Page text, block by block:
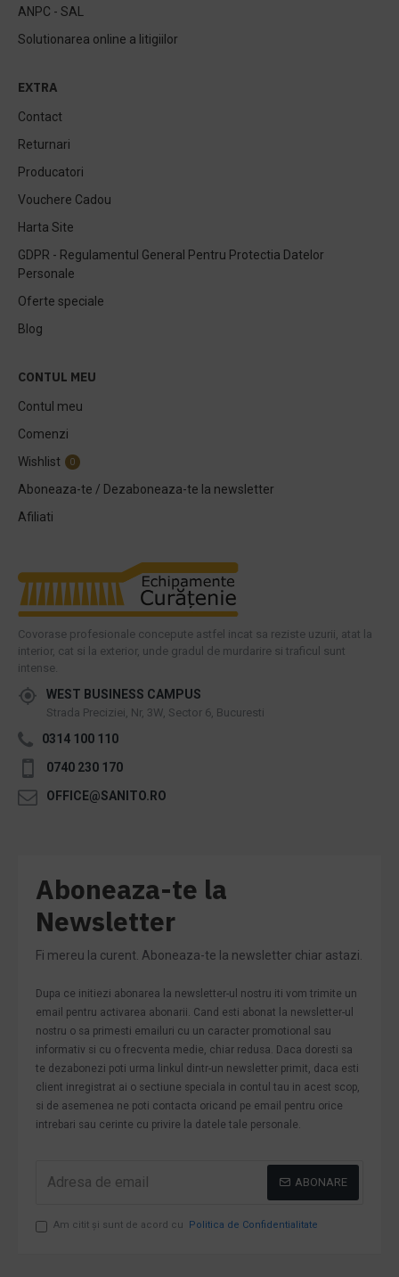
ANPC - SAL
Solutionarea online a litigiilor
EXTRA
Contact
Returnari
Producatori
Vouchere Cadou
Harta Site
GDPR - Regulamentul General Pentru Protectia Datelor
Personale
Oferte speciale
Blog
CONTUL MEU
Contul meu
Comenzi
Wishlist
0
Aboneaza-te / Dezaboneaza-te la newsletter
Afiliati
Covorase profesionale concepute astfel incat sa reziste uzurii, atat la
interior, cat si la exterior, unde gradul de murdarire si traficul sunt
intense.
WEST BUSINESS CAMPUS
Strada Preciziei, Nr, 3W, Sector 6, Bucuresti
0314 100 110
0740 230 170
OFFICE@SANITO.RO
Aboneaza-te la
Newsletter
Fi mereu la curent. Aboneaza-te la newsletter chiar astazi.
Dupa ce initiezi abonarea la newsletter-ul nostru iti vom trimite un
email pentru activarea abonarii. Cand esti abonat la newsletter-ul
nostru o sa primesti emailuri cu un caracter promotional sau
informativ si cu o frecventa medie, chiar redusa. Daca doresti sa
te dezabonezi poti urma linkul dintr-un newsletter primit, daca esti
client inregistrat ai o sectiune speciala in contul tau in acest scop,
si de asemenea ne poti contacta oricand pe email pentru orice
intrebari sau cerinte cu privire la datele tale personale.
ABONARE
Am citit şi sunt de acord cu Politica de Confidentialitate